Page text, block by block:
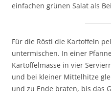
einfachen grünen Salat als
Für die Rösti die Kartoffeln
untermischen. In einer
Kartoffelmasse in vier
und bei kleiner Mittelhitze
und zu Ende braten, bis das